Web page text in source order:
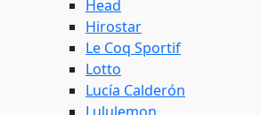
Head
Hirostar
Le Coq Sportif
Lotto
Lucía Calderón